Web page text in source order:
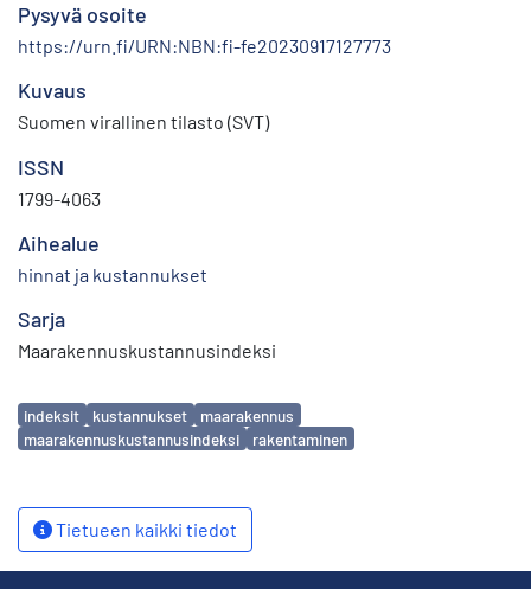
Pysyvä osoite
https://urn.fi/URN:NBN:fi-fe20230917127773
Kuvaus
Suomen virallinen tilasto (SVT)
ISSN
1799-4063
Aihealue
hinnat ja kustannukset
Sarja
Maarakennuskustannusindeksi
Avainsanat
indeksit kustannukset
maarakennus
maarakennuskustannusindeksi
rakentaminen
Tietueen kaikki tiedot